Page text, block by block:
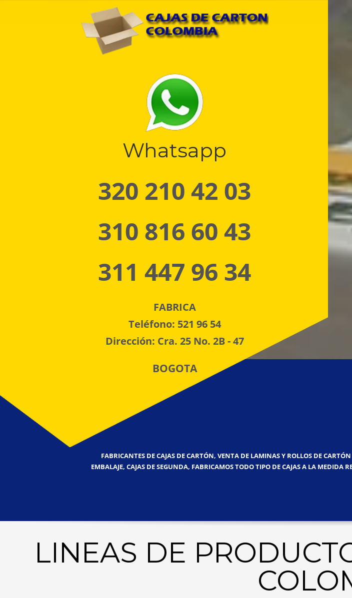
Whatsapp
320 210 42 03
310 816 60 43
311 447 96 34
FABRICA
Teléfono: 521 96 54
Dirección: Cra. 25 No. 2B - 47
BOGOTA
FABRICANTES DE CAJAS DE CARTÓN, VENTA DE LAMINAS Y ROLLOS DE
EMBALAJE, CAJAS DE SEGUNDA, FABRICAMOS TODO TIPO DE CAJAS A LA
LINEAS DE